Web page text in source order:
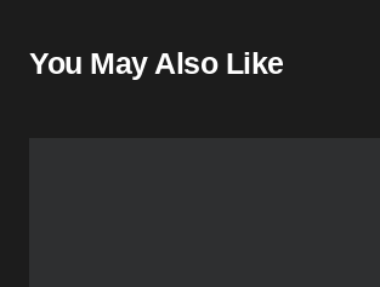
You May Also Like